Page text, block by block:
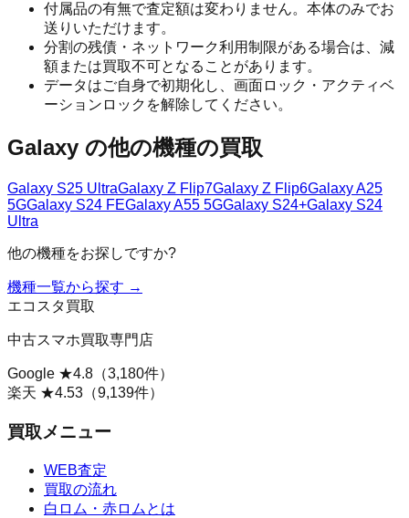
付属品の有無で査定額は変わりません。本体のみでお
送りいただけます。
分割の残債・ネットワーク利用制限がある場合は、減
額または買取不可となることがあります。
データはご自身で初期化し、画面ロック・アクティベ
ーションロックを解除してください。
Galaxy の他の機種の買取
Galaxy S25 UltraGalaxy Z Flip7Galaxy Z Flip6Galaxy A25
5GGalaxy S24 FEGalaxy A55 5GGalaxy S24+Galaxy S24
Ultra
他の機種をお探しですか?
機種一覧から探す →
エコスタ買取
中古スマホ買取専門店
Google ★4.8 （3,180件）
楽天 ★4.53 （9,139件）
買取メニュー
WEB査定
買取の流れ
白ロム・赤ロムとは